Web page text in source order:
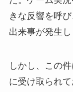
きな反響を呼
出来事が発生し
しかし、この
に受け取られ